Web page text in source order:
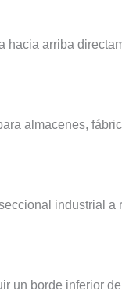
arriba
almacenes,
industrial
un borde inferior